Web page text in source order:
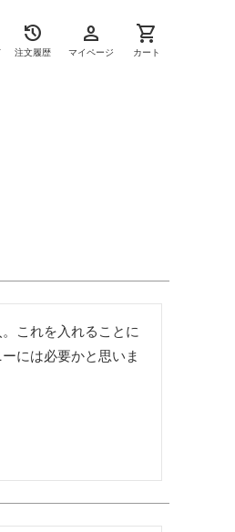
history
注文履歴
person
マイページ
shopping_cart
カート
これを入れることに
には必要かと思いま